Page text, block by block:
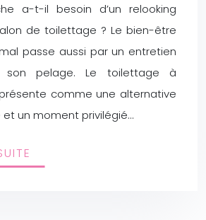
a-t-il besoin d’un relooking
de toilettage ? Le bien-être
passe aussi par un entretien
son pelage. Le toilettage à
comme une alternative
un moment privilégié…